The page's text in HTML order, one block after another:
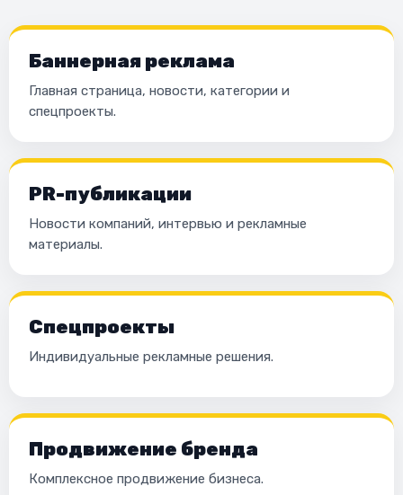
Баннерная реклама
Главная страница, новости, категории и
спецпроекты.
PR-публикации
Новости компаний, интервью и рекламные
материалы.
Спецпроекты
Индивидуальные рекламные решения.
Продвижение бренда
Комплексное продвижение бизнеса.